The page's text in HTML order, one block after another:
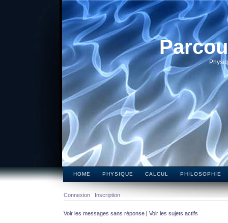
HOME PHYSIQUE CALCUL PHILOSOPHIE
Connexion Inscription
Voir les messages sans réponse | Voir les sujets actifs